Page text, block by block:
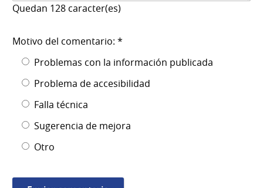
Quedan 128 caracter(es)
Motivo del comentario: *
Problemas con la información publicada
Problema de accesibilidad
Falla técnica
Sugerencia de mejora
Otro